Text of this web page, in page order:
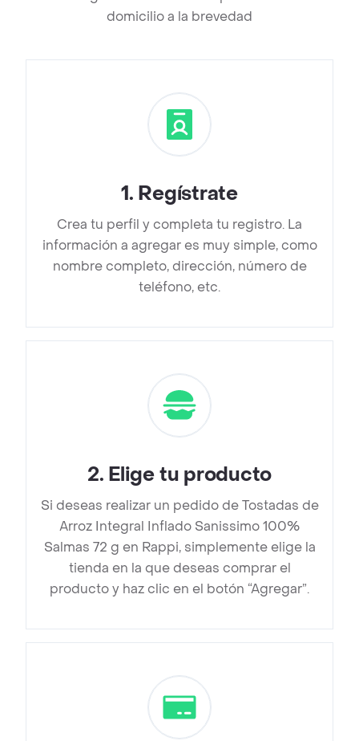
domicilio a la brevedad
1. Regístrate
Crea tu perfil y completa tu registro. La
información a agregar es muy simple, como
nombre completo, dirección, número de
teléfono, etc.
2. Elige tu producto
Si deseas realizar un pedido de Tostadas de
Arroz Integral Inflado Sanissimo 100%
Salmas 72 g en Rappi, simplemente elige la
tienda en la que deseas comprar el
producto y haz clic en el botón “Agregar”.